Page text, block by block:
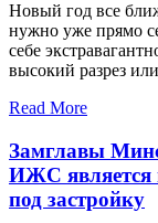
Новый год все
нужно уже прямо
себе
высокий разрез
Read More
Замглавы
ИЖС является
под застройку